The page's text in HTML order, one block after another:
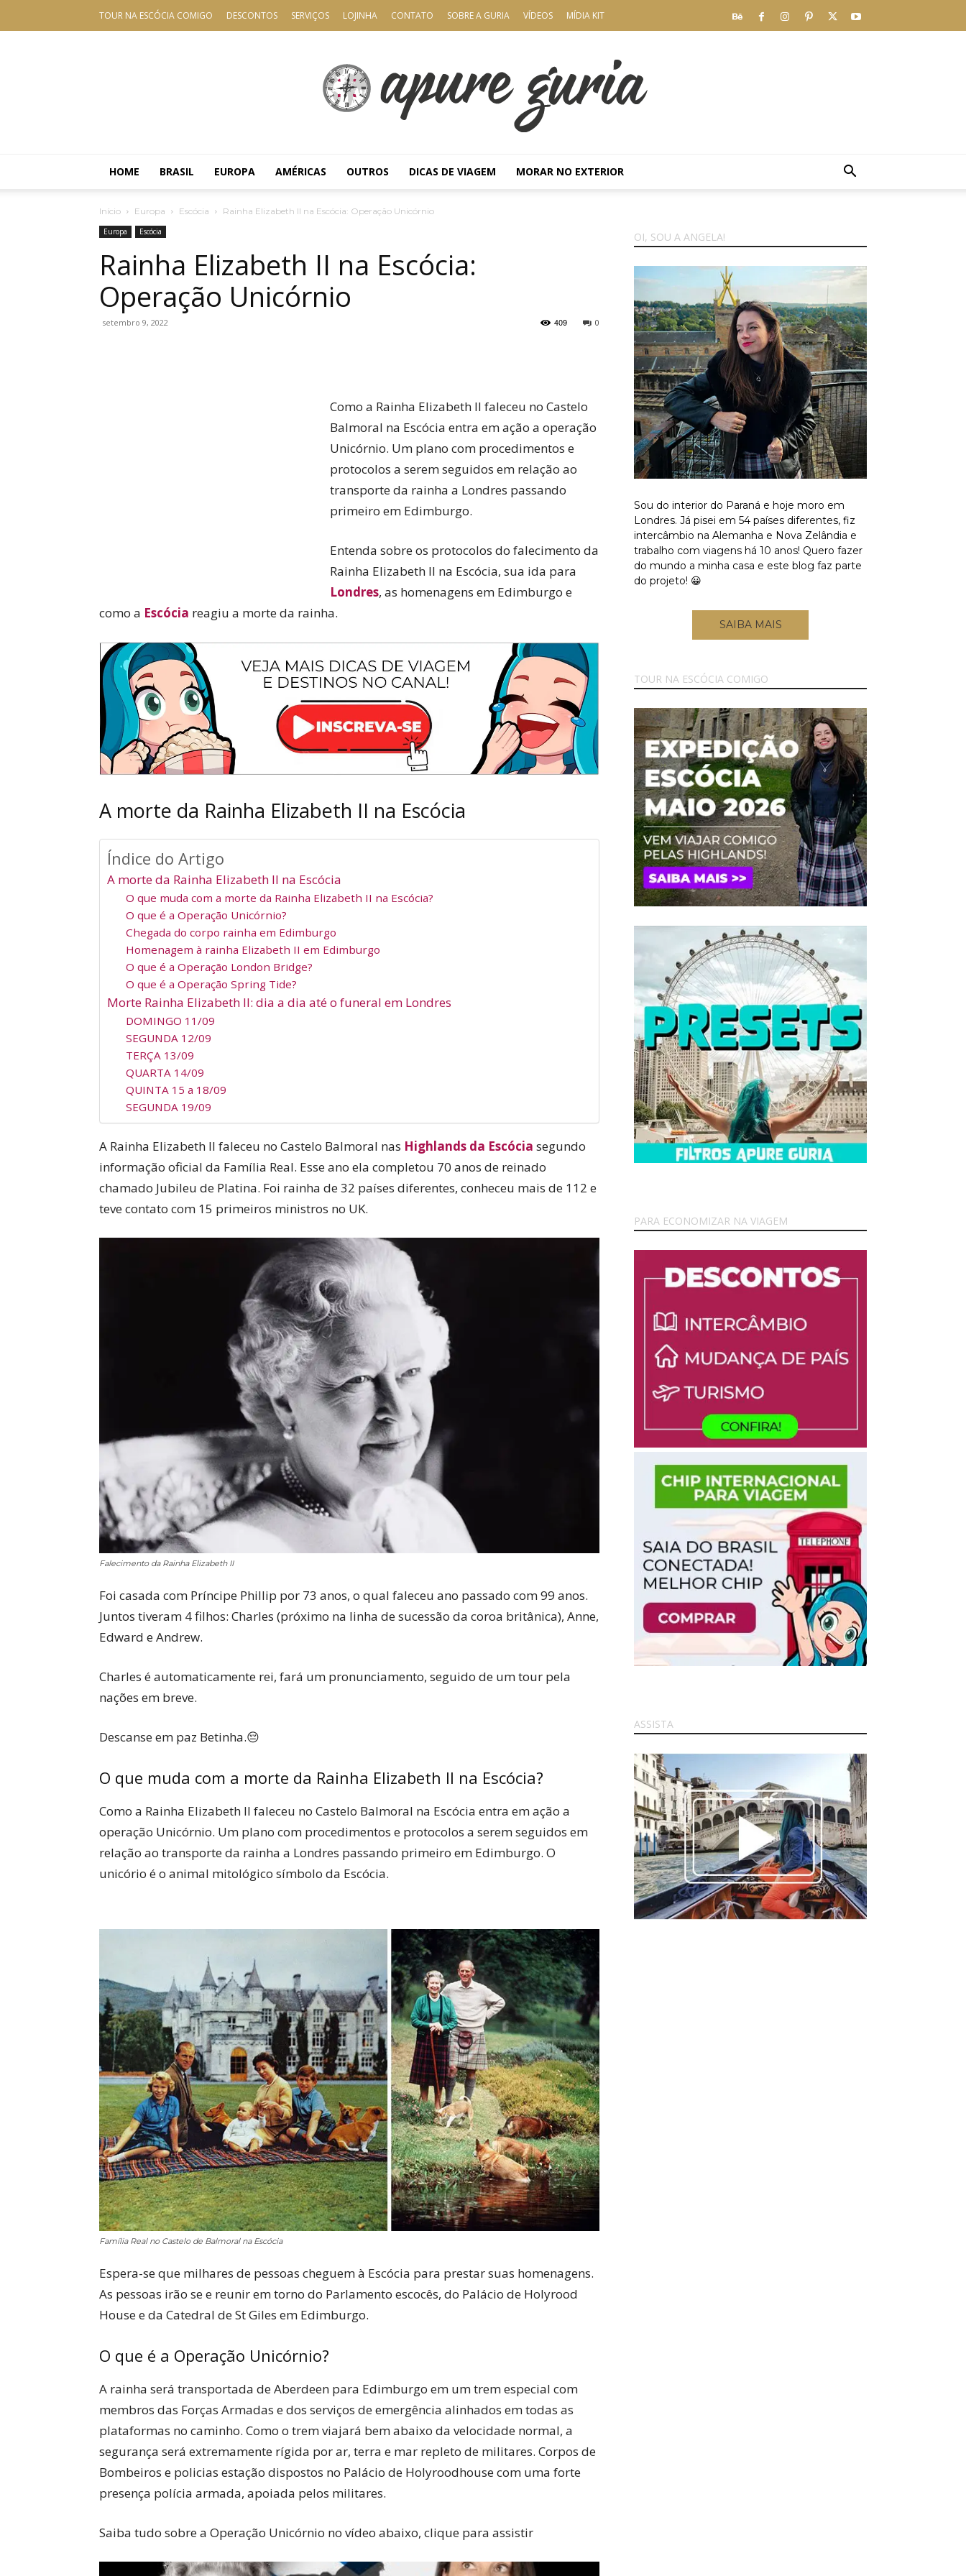
TOUR NA ESCÓCIA COMIGO DESCONTOS SERVIÇOS LOJINHA CONTATO SOBRE A GURIA VÍDEOS MÍDIA KIT
HOME BRASIL EUROPA AMÉRICAS OUTROS DICAS DE VIAGEM MORAR NO EXTERIOR
Início Europa Escócia Rainha Elizabeth II na Escócia: Operação Unicórnio
Europa Escócia
Rainha Elizabeth II na Escócia:
Operação Unicórnio
setembro 9, 2022 0
409
Como a Rainha Elizabeth II faleceu no Castelo
Balmoral na Escócia entra em ação a operação
Unicórnio. Um plano com procedimentos e
protocolos a serem seguidos em relação ao
transporte da rainha a Londres passando
primeiro em Edimburgo.
Entenda sobre os protocolos do falecimento da
Rainha Elizabeth II na Escócia, sua ida para
Londres, as homenagens em Edimburgo e
como a Escócia reagiu a morte da rainha.
A morte da Rainha Elizabeth II na Escócia
Índice do Artigo
A morte da Rainha Elizabeth II na Escócia
O que muda com a morte da Rainha Elizabeth II na Escócia?
O que é a Operação Unicórnio?
Chegada do corpo rainha em Edimburgo
Homenagem à rainha Elizabeth II em Edimburgo
O que é a Operação London Bridge?
O que é a Operação Spring Tide?
Morte Rainha Elizabeth II: dia a dia até o funeral em Londres
DOMINGO 11/09
SEGUNDA 12/09
TERÇA 13/09
QUARTA 14/09
QUINTA 15 a 18/09
SEGUNDA 19/09
A Rainha Elizabeth II faleceu no Castelo Balmoral nas Highlands da Escócia segundo
informação oficial da Família Real. Esse ano ela completou 70 anos de reinado
chamado Jubileu de Platina. Foi rainha de 32 países diferentes, conheceu mais de 112 e
teve contato com 15 primeiros ministros no UK.
Falecimento da Rainha Elizabeth II
Foi casada com Príncipe Phillip por 73 anos, o qual faleceu ano passado com 99 anos.
Juntos tiveram 4 filhos: Charles (próximo na linha de sucessão da coroa britânica), Anne,
Edward e Andrew.
Charles é automaticamente rei, fará um pronunciamento, seguido de um tour pela
nações em breve.
Descanse em paz Betinha.😔
O que muda com a morte da Rainha Elizabeth II na Escócia?
Como a Rainha Elizabeth II faleceu no Castelo Balmoral na Escócia entra em ação a
operação Unicórnio. Um plano com procedimentos e protocolos a serem seguidos em
relação ao transporte da rainha a Londres passando primeiro em Edimburgo. O
unicório é o animal mitológico símbolo da Escócia.
Família Real no Castelo de Balmoral na Escócia
Espera-se que milhares de pessoas cheguem à Escócia para prestar suas homenagens.
As pessoas irão se e reunir em torno do Parlamento escocês, do Palácio de Holyrood
House e da Catedral de St Giles em Edimburgo.
O que é a Operação Unicórnio?
A rainha será transportada de Aberdeen para Edimburgo em um trem especial com
membros das Forças Armadas e dos serviços de emergência alinhados em todas as
plataformas no caminho. Como o trem viajará bem abaixo da velocidade normal, a
segurança será extremamente rígida por ar, terra e mar repleto de militares. Corpos de
Bombeiros e policias estação dispostos no Palácio de Holyroodhouse com uma forte
presença polícia armada, apoiada pelos militares.
Saiba tudo sobre a Operação Unicórnio no vídeo abaixo, clique para assistir
OI, SOU A ANGELA!
Sou do interior do Paraná e hoje moro em
Londres. Já pisei em 54 países diferentes, fiz
intercâmbio na Alemanha e Nova Zelândia e
trabalho com viagens há 10 anos! Quero fazer
do mundo a minha casa e este blog faz parte
do projeto! 😀
SAIBA MAIS
TOUR NA ESCÓCIA COMIGO
PARA ECONOMIZAR NA VIAGEM
ASSISTA